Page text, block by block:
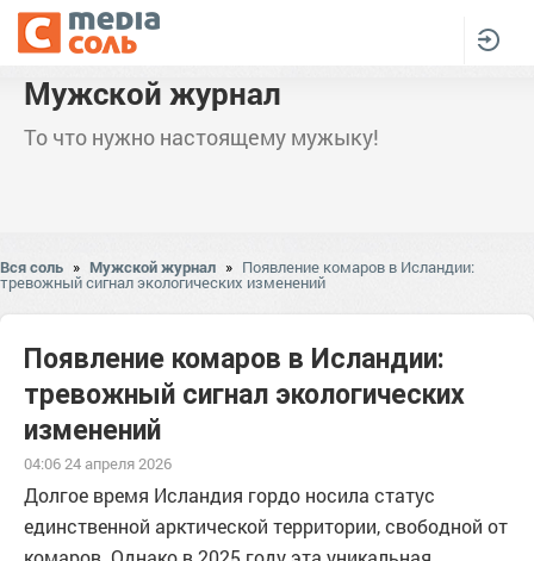
Мужской журнал
То что нужно настоящему мужыку!
Вся соль » Мужской журнал » Появление комаров в Исландии:
тревожный сигнал экологических изменений
Появление комаров в Исландии:
тревожный сигнал экологических
изменений
04:06 24 апреля 2026
Долгое время Исландия гордо носила статус
единственной арктической территории, свободной от